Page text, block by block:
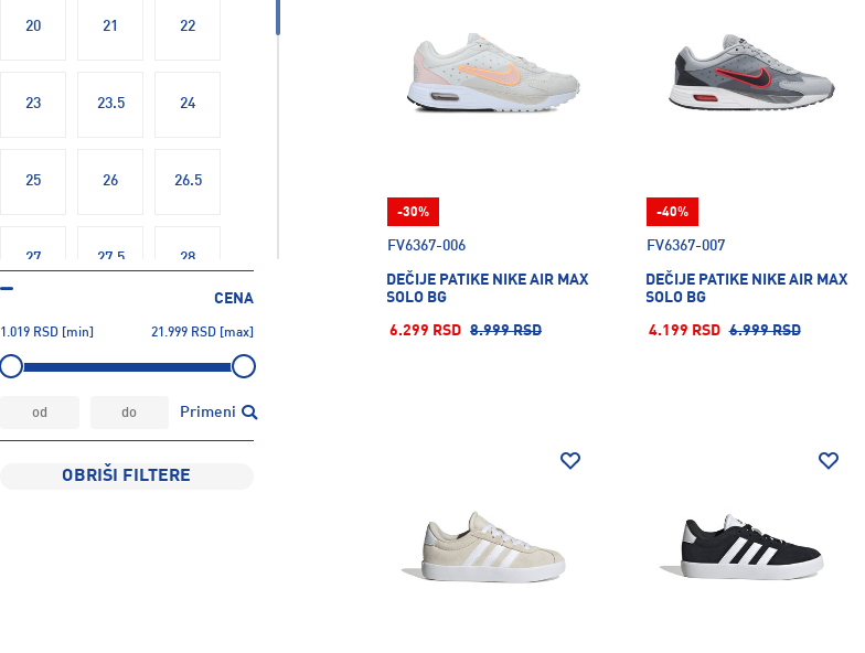
20 21 22
23 23.5 24
25 26 26.5
27 27.5 28
28.5 29.5
30 30.5 31
CENA
1.019 RSD [min] 21.999 RSD [max]
Primeni
OBRIŠI FILTERE
FV6367-006
DEČIJE PATIKE NIKE AIR MAX
SOLO BG
6.299 RSD 8.999 RSD
-30%
FV6367-007
DEČIJE PATIKE NIKE AIR MAX
SOLO BG
4.199 RSD 6.999 RSD
-40%